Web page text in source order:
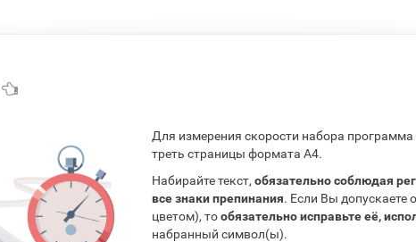
Для измерения скорости набора
треть страницы формата А4.
Набирайте текст,обязательно соблюдая
все знаки препинания. Если Вы допускаете
цветом), тообязательно исправьте её,
набранный символ(ы).